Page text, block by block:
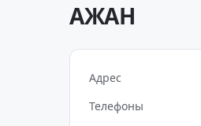
АЖАН
Адрес
Телефоны